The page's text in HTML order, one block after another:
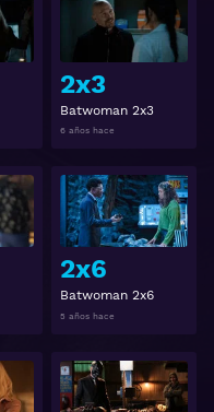
2x3
Batwoman 2x3
6 años hace
Ver
2x6
Batwoman 2x6
5 años hace
Ver